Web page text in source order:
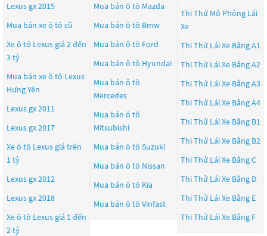
Lexus gx 2015
Mua bán xe ô tô cũ
Xe ô tô Lexus giá 2 đến
3 tỷ
Mua bán xe ô tô Lexus
Hưng Yên
Lexus gx 2011
Lexus gx 2017
Xe ô tô Lexus giá trên
1 tỷ
Lexus gx 2012
Lexus gx 2018
Xe ô tô Lexus giá 1 đến
2 tỷ
Mua bán ô tô Mazda
Mua bán ô tô Bmw
Mua bán ô tô Ford
Mua bán ô tô Hyundai
Mua bán ô tô
Mercedes
Mua bán ô tô
Mitsubishi
Mua bán ô tô Suzuki
Mua bán ô tô Nissan
Mua bán ô tô Kia
Mua bán ô tô Vinfast
Thi Thử Mô Phỏng Lái
Xe
Thi Thử Lái Xe Bằng A1
Thi Thử Lái Xe Bằng A2
Thi Thử Lái Xe Bằng A3
Thi Thử Lái Xe Bằng A4
Thi Thử Lái Xe Bằng B1
Thi Thử Lái Xe Bằng B2
Thi Thử Lái Xe Bằng C
Thi Thử Lái Xe Bằng D
Thi Thử Lái Xe Bằng E
Thi Thử Lái Xe Bằng F